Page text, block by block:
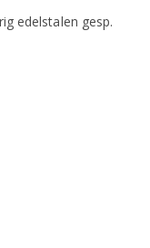
edelstalen gesp.